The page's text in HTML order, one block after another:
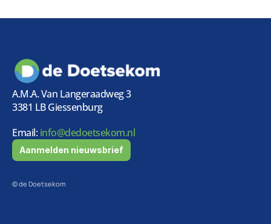
A.M.A. Van Langeraadweg 3
3381 LB Giessenburg
Email: info@dedoetsekom.nl
Aanmelden nieuwsbrief
© de Doetsekom